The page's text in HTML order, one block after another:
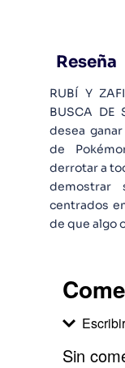
Reseña
RUBÍ Y
BUSCA DE
desea
de
derrotar a
demostrar
centrados
de que algo
Sin